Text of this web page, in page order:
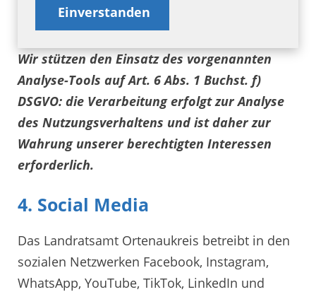
Einverstanden
Wir stützen den Einsatz des vorgenannten
Analyse-Tools auf Art. 6 Abs. 1 Buchst. f)
DSGVO: die Verarbeitung erfolgt zur Analyse
des Nutzungsverhaltens und ist daher zur
Wahrung unserer berechtigten Interessen
erforderlich.
4. Social Media
Das Landratsamt Ortenaukreis betreibt in den
sozialen Netzwerken Facebook, Instagram,
WhatsApp, YouTube, TikTok, LinkedIn und